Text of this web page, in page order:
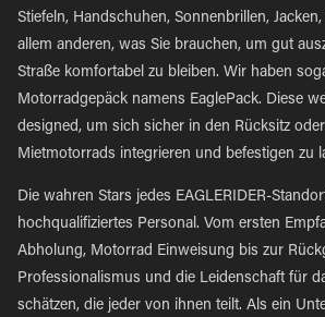
Stiefeln, Handschuhen, Sonnenbrillen,
allem anderen, was Sie brauchen, um gut
Straße komfortabel zu bleiben. Wir haben
Motorradgepäck namens EaglePack. Diese
designed, um sich sicher in den Rücksitz
Mietmotorrads integrieren und befestigen zu
Die wahren Stars jedes EAGLERIDER-
hochqualifiziertes Personal. Vom ersten
Abholung, Motorrad Einweisung bis zur
Professionalismus und die Leidenschaft für
schätzen, die jeder von ihnen teilt. Als ein